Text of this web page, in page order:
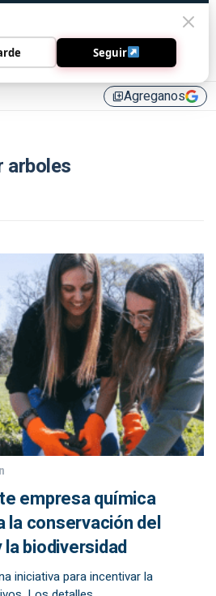
library_addAgreganos
arboles
empresa química
la conservación del
biodiversidad
iniciativa para incentivar la
Seguir